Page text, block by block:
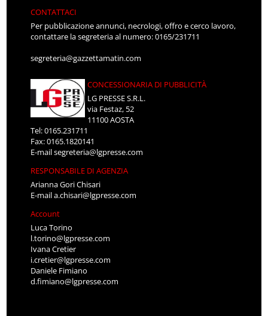
CONTATTACI
Per pubblicazione annunci, necrologi, offro e cerco lavoro,
contattare la segreteria al numero: 0165/231711
segreteria@gazzettamatin.com
CONCESSIONARIA DI PUBBLICITÀ
LG PRESSE S.R.L.
via Festaz, 52
11100 AOSTA
Tel: 0165.231711
Fax: 0165.1820141
E-mailsegreteria@lgpresse.com
RESPONSABILE DI AGENZIA
Arianna Gori Chisari
E-maila.chisari@lgpresse.com
Account
Luca Torino
l.torino@lgpresse.com
Ivana Cretier
i.cretier@lgpresse.com
Daniele Fimiano
d.fimiano@lgpresse.com